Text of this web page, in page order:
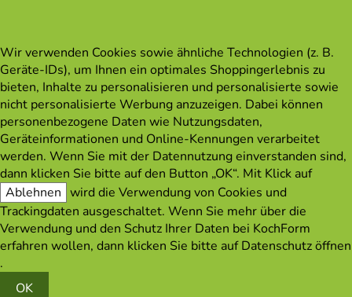
Wir verwenden Cookies sowie ähnliche Technologien (z. B.
Geräte-IDs), um Ihnen ein optimales Shoppingerlebnis zu
bieten, Inhalte zu personalisieren und personalisierte sowie
nicht personalisierte Werbung anzuzeigen. Dabei können
personenbezogene Daten wie Nutzungsdaten,
Geräteinformationen und Online-Kennungen verarbeitet
werden. Wenn Sie mit der Datennutzung einverstanden sind,
dann klicken Sie bitte auf den Button „OK“. Mit Klick auf
Ablehnen wird die Verwendung von Cookies und
Trackingdaten ausgeschaltet. Wenn Sie mehr über die
Verwendung und den Schutz Ihrer Daten bei KochForm
erfahren wollen, dann klicken Sie bitte aufDatenschutz öffnen
.
OK